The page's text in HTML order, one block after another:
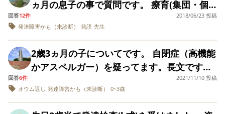
いを連れて支援センターやサークル等に出か
けています。 なので毎日出かけることに、私
場所見知り、人見知りもありません。（視覚
過敏、聴覚過敏なところがありますが上記の
事業所はいずれも大丈夫でした。） 平日の
月〜金のうち、何日位を、どのような場所へ
行かせてあげたら良いものでしょうか。 まだ
思います。 私自身、今までも家でできること
は調べ、考え、たくさん実践してきて、その
結果の今なので…これから1年以上、下の子を
抱えながらお家で頑張れと言われることへの
絶望感もすごいです。 そんな中、加配付きで
快く受け入れて下さるこども園が見つかり、
息子も楽しく過ごせそうです（机に座ったり
分で脱ぎたいときに脱ぐだけで、食事も手伝
ってあげないと食べられず、基本的には衣食
住すべて半介助～全介助です。 私の弟が現在
は普通に生活しているというのもあり、娘も
これから知的ボーダーくらいになるのでは、
という希望を持ちたい一方で、今の時点で言
語理解もまるでないという現実を考えると、
か？ なんでもいいので、たくさんの方の体験
す。 でも、診断がついたばかりで私に
は、何が必要なのかよくわからないのです。
相談しても、お母さん次第とか？お子さんに
よります など言われ余計にわからなくなり
ます。 私自身、体が丈夫な方ではなく 仕
事と今の生活で精一杯だと感じています。経
はり療育を優先させるべきなのでしょうか？
民間療育に週３通っております。次年度は次
のような対応を考えておりますが、ご意見い
ただければと思います。 ・週3日療育センタ
ー通園(親子同伴)→3歳児は週3回 ・プレで行
っている幼稚園に週２日プラス現在通ってい
る民間療育2日(同日) 保育園に通えないため
幼稚園のみだが加配がない、ただ配慮すると
のこと 状況 できること 目は合う 指差しは
ヵ月の息子の事で質問です。 療育(集団・個
別とも)に数回通いましたが、やはり先生の言
っていること自体を全く理解してない様子
ってしまいます。 自宅での療育もしたいので
すが、全くこちらを見ようともせず、何から
始めていいかわからない状態です。 発語なん
てまだまだ先の段階のような気がして気が遠
回答12件
2018/06/23 投稿
発達障害かも（未診断）
発語 先生
2歳3ヵ月の子についてです。 自閉症（高機能
かアスペルガー）を疑ってます。長文ですい
を過ぎた頃からたびたび保育士さんからお友
回答6件
2021/11/10 投稿
オウム返し 発達障害かも（未診断） 0~3歳